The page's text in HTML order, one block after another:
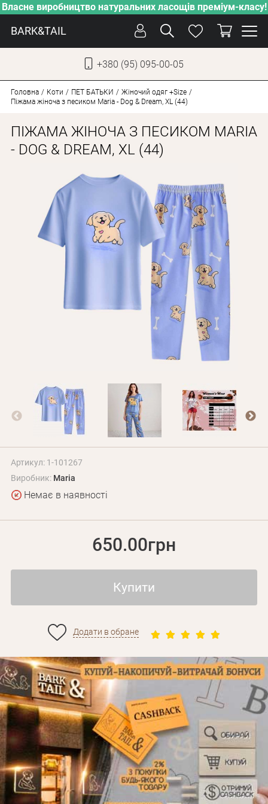
Власне виробництво натуральних ласощів преміум-класу!
BARK&TAIL
+380 (95) 095-00-05
СОБАКИ
КОТИ
ВЛАСНЕ ВИРОБНИЦТВО
НОВИНКИ
АКЦІЇ
БЛОГ
Оплата і доставка
Програма лояльності
Контакти
+380 (95) 095-00-05
Головна Коти ПЕT БАТЬКИ
Жіночий одяг +Size
Піжама жіноча з песиком Maria - Dog & Dream, ХL (44)
ПІЖАМА ЖІНОЧА З ПЕСИКОМ MARIA
- DOG & DREAM, ХL (44)
Артикул: 1-101267
Виробник: Maria
Немає в наявності
650.00грн
Купити
Додати в обране